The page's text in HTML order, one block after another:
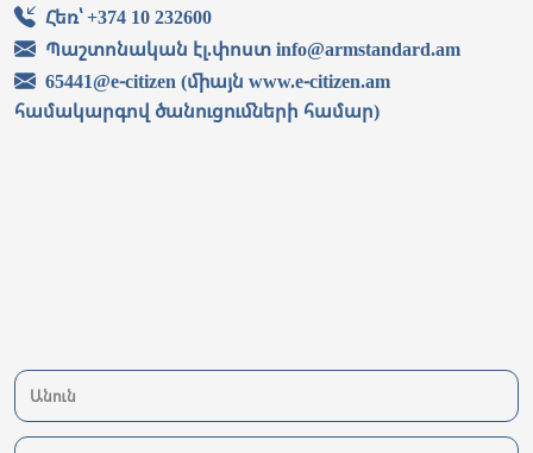
Հեռ՝ +374 10 232600
Պաշտոնական էլ.փոստ info@armstandard.am
65441@e-citizen (միայն www.e-citizen.am
համակարգով ծանուցումների համար)